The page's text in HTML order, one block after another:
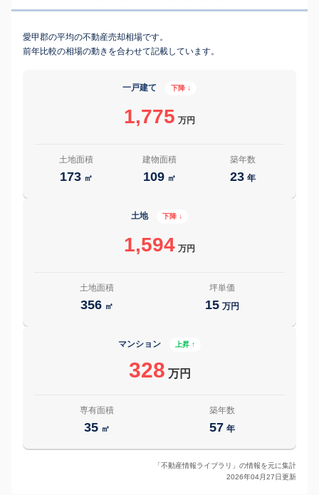
愛甲郡の平均の不動産売却相場です。
前年比較の相場の動きを合わせて記載しています。
一戸建て 下降 ↓
1,775 万円
土地面積
173 ㎡
建物面積
109 ㎡
築年数
23 年
土地 下降 ↓
1,594 万円
土地面積
356 ㎡
坪単価
15 万円
マンション 上昇 ↑
328 万円
専有面積
35 ㎡
築年数
57 年
「不動産情報ライブラリ」の情報を元に集計
2026年04月27日更新